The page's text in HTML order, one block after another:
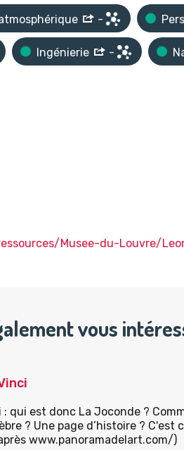
-
Ingénierie -
Musee-du-Louvre/
vous
qui est donc La Joconde ?
? Une page d’histoire ?
www.panoramadelart.com/)